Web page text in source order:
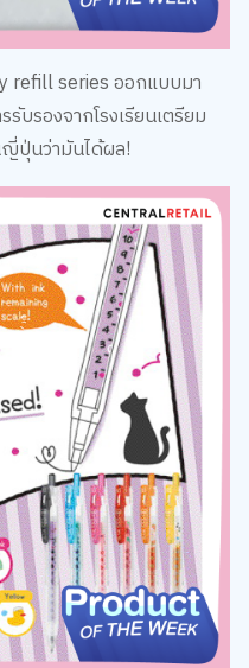
refill series ออกแบบมา
บรองจากโรงเรียนเตรียม
ญี่ปุ่นว่ามันได้ผล!